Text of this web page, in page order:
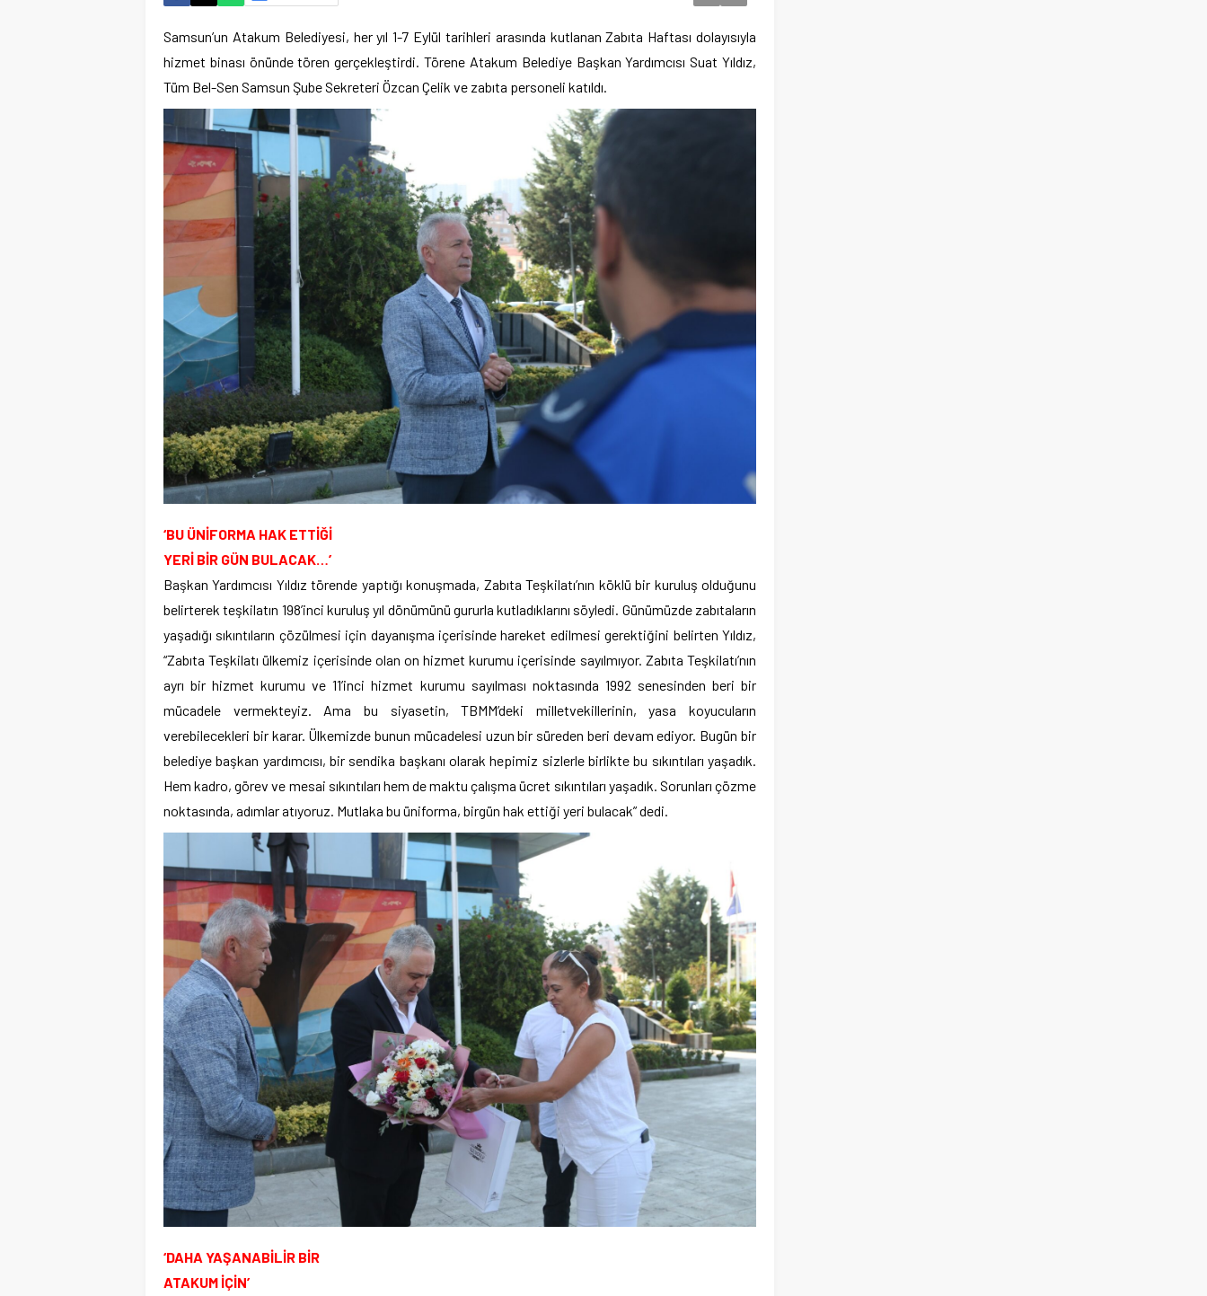
Samsun’un Atakum Belediyesi, her yıl 1-7 Eylül tarihleri arasında kutlanan Zabıta Haftası dolayısıyla
hizmet binası önünde tören gerçekleştirdi. Törene Atakum Belediye Başkan Yardımcısı Suat Yıldız,
Tüm Bel-Sen Samsun Şube Sekreteri Özcan Çelik ve zabıta personeli katıldı.
‘BU ÜNİFORMA HAK ETTİĞİ
YERİ BİR GÜN BULACAK…’
Başkan Yardımcısı Yıldız törende yaptığı konuşmada, Zabıta Teşkilatı’nın köklü bir kuruluş olduğunu
belirterek teşkilatın 198’inci kuruluş yıl dönümünü gururla kutladıklarını söyledi. Günümüzde zabıtaların
yaşadığı sıkıntıların çözülmesi için dayanışma içerisinde hareket edilmesi gerektiğini belirten Yıldız,
“Zabıta Teşkilatı ülkemiz içerisinde olan on hizmet kurumu içerisinde sayılmıyor. Zabıta Teşkilatı’nın
ayrı bir hizmet kurumu ve 11’inci hizmet kurumu sayılması noktasında 1992 senesinden beri bir
mücadele vermekteyiz. Ama bu siyasetin, TBMM’deki milletvekillerinin, yasa koyucuların
verebilecekleri bir karar. Ülkemizde bunun mücadelesi uzun bir süreden beri devam ediyor. Bugün bir
belediye başkan yardımcısı, bir sendika başkanı olarak hepimiz sizlerle birlikte bu sıkıntıları yaşadık.
Hem kadro, görev ve mesai sıkıntıları hem de maktu çalışma ücret sıkıntıları yaşadık. Sorunları çözme
noktasında, adımlar atıyoruz. Mutlaka bu üniforma, birgün hak ettiği yeri bulacak” dedi.
‘DAHA YAŞANABİLİR BİR
ATAKUM İÇİN’